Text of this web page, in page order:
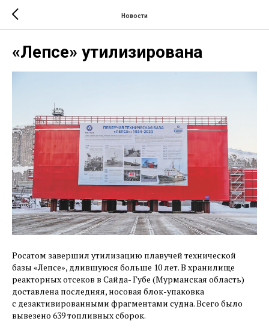
Новости
«Лепсе» утилизирована
Росатом завершил утилизацию плавучей технической
базы «Лепсе», длившуюся больше 10 лет. В хранилище
реакторных отсеков в Сайда- Губе (Мурманская область)
доставлена последняя, носовая блок-упаковка
с дезактивированными фрагментами судна. Всего было
вывезено 639 топливных сборок.